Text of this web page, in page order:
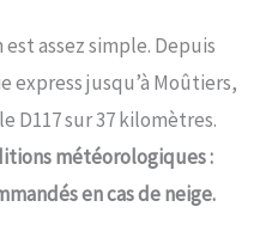
est assez simple. Depuis
jusqu’à Moûtiers,
D117 sur 37 kilomètres.
météorologiques :
en cas de neige.